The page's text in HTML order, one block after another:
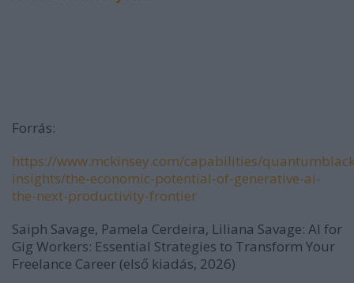
Forrás:
https://www.mckinsey.com/capabilities/
insights/the-economic-potential-of-generative-ai-
the-next-productivity-frontier
Saiph Savage, Pamela Cerdeira, Liliana Savage: AI for
Gig Workers: Essential Strategies to Transform Your
Freelance Career (első kiadás, 2026)